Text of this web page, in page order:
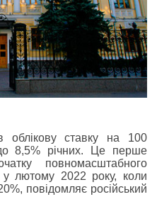
облікову ставку на 100
8,5% річних. Це перше
повномасштабного
у лютому 2022 року, коли
повідомляє російський